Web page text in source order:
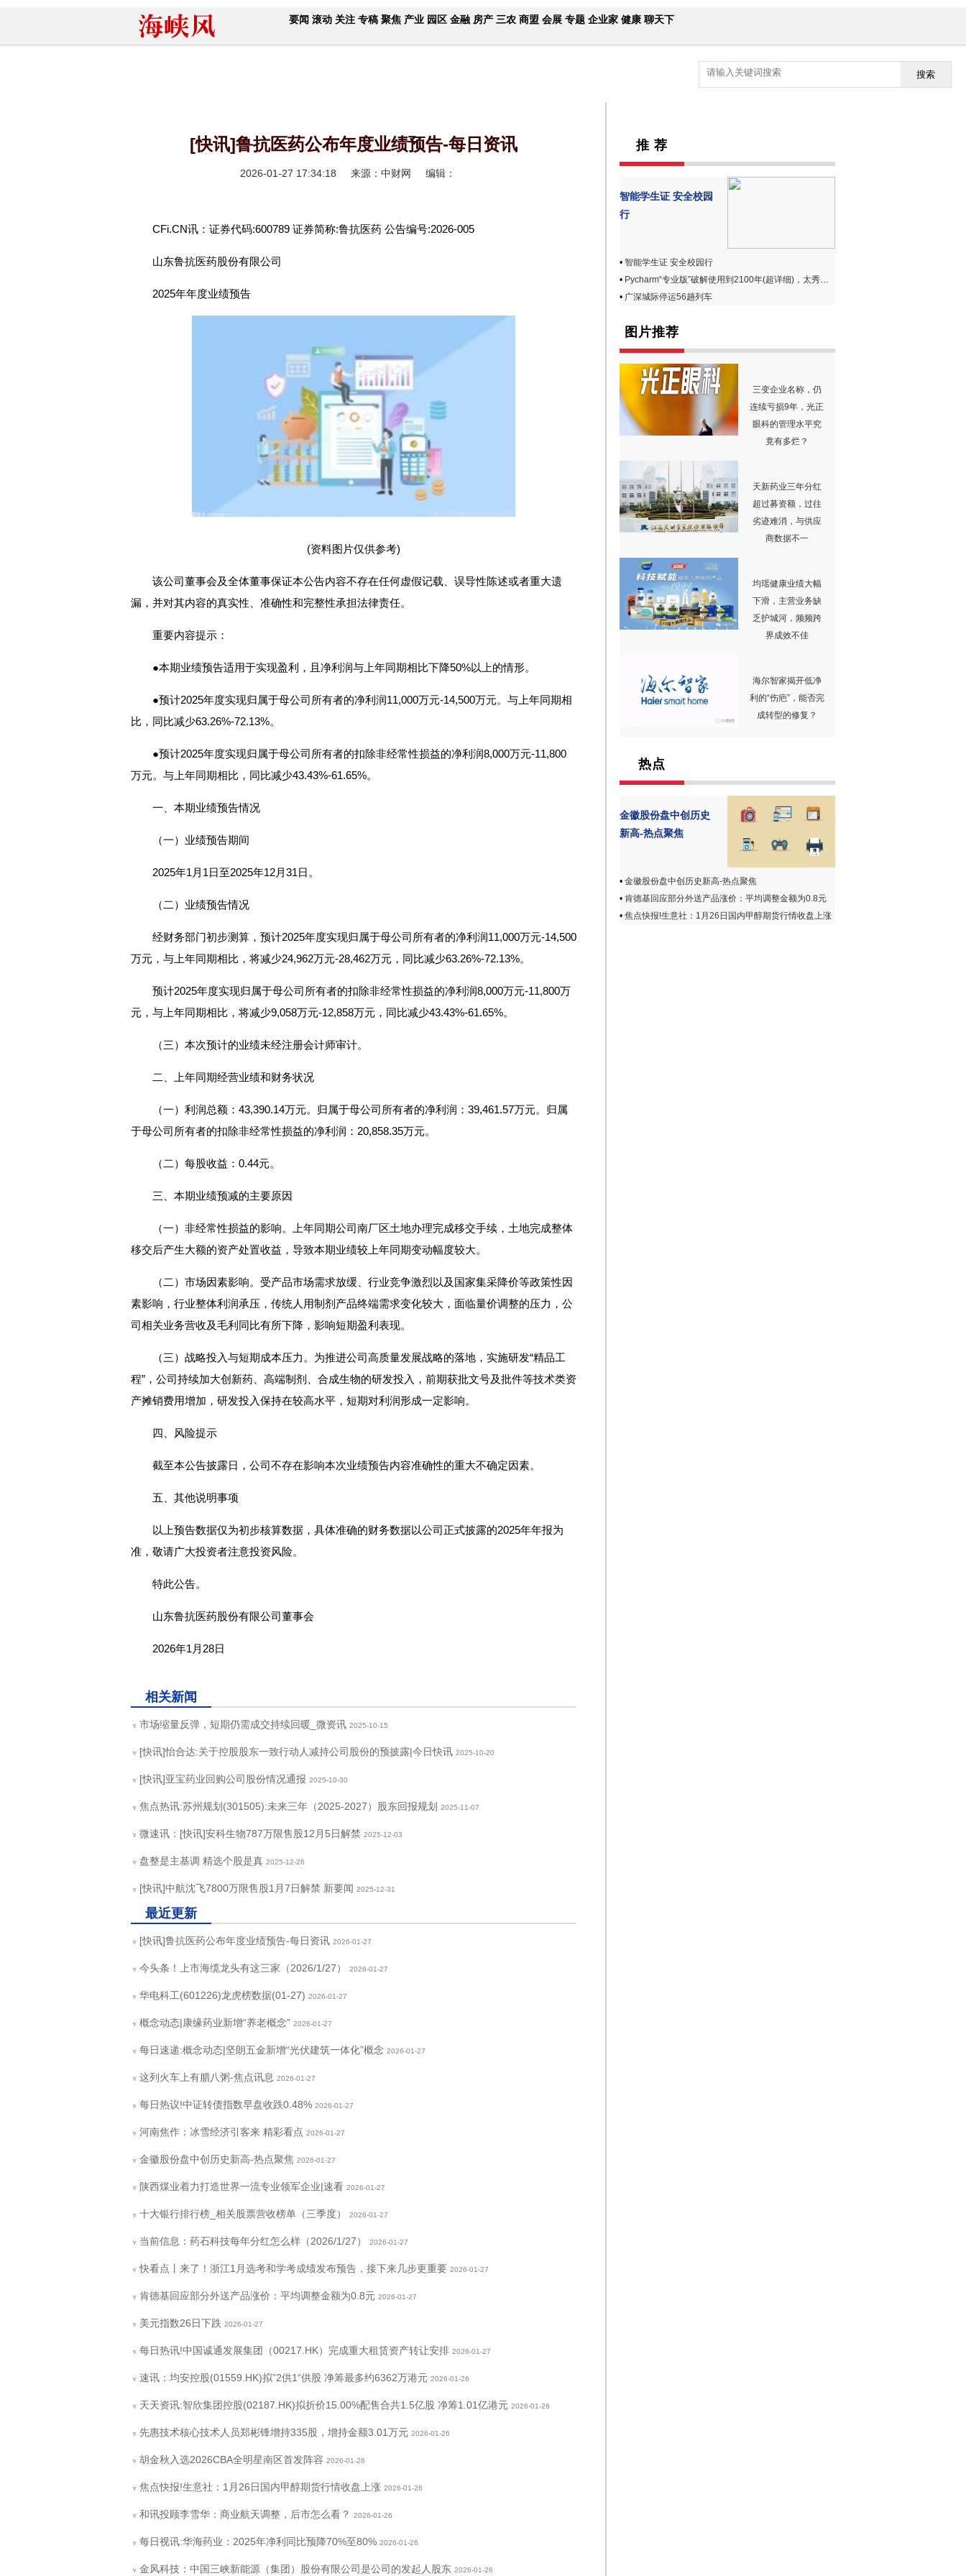
要闻 滚动 关注 专稿 聚焦 产业 园区 金融 房产 三农 商盟 会展 专题 企业家 健康 聊天下
搜索
[快讯]鲁抗医药公布年度业绩预告-每日资讯
2026-01-27 17:34:18 来源：中财网 编辑：
CFi.CN讯：证券代码:600789 证券简称:鲁抗医药 公告编号:2026-005
山东鲁抗医药股份有限公司
2025年年度业绩预告
(资料图片仅供参考)
该公司董事会及全体董事保证本公告内容不存在任何虚假记载、误导性陈述或者重大遗
漏，并对其内容的真实性、准确性和完整性承担法律责任。
重要内容提示：
●本期业绩预告适用于实现盈利，且净利润与上年同期相比下降50%以上的情形。
●预计2025年度实现归属于母公司所有者的净利润11,000万元-14,500万元。与上年同期相
比，同比减少63.26%-72.13%。
●预计2025年度实现归属于母公司所有者的扣除非经常性损益的净利润8,000万元-11,800
万元。与上年同期相比，同比减少43.43%-61.65%。
一、本期业绩预告情况
（一）业绩预告期间
2025年1月1日至2025年12月31日。
（二）业绩预告情况
经财务部门初步测算，预计2025年度实现归属于母公司所有者的净利润11,000万元-14,500
万元，与上年同期相比，将减少24,962万元-28,462万元，同比减少63.26%-72.13%。
预计2025年度实现归属于母公司所有者的扣除非经常性损益的净利润8,000万元-11,800万
元，与上年同期相比，将减少9,058万元-12,858万元，同比减少43.43%-61.65%。
（三）本次预计的业绩未经注册会计师审计。
二、上年同期经营业绩和财务状况
（一）利润总额：43,390.14万元。归属于母公司所有者的净利润：39,461.57万元。归属
于母公司所有者的扣除非经常性损益的净利润：20,858.35万元。
（二）每股收益：0.44元。
三、本期业绩预减的主要原因
（一）非经常性损益的影响。上年同期公司南厂区土地办理完成移交手续，土地完成整体
移交后产生大额的资产处置收益，导致本期业绩较上年同期变动幅度较大。
（二）市场因素影响。受产品市场需求放缓、行业竞争激烈以及国家集采降价等政策性因
素影响，行业整体利润承压，传统人用制剂产品终端需求变化较大，面临量价调整的压力，公
司相关业务营收及毛利同比有所下降，影响短期盈利表现。
（三）战略投入与短期成本压力。为推进公司高质量发展战略的落地，实施研发“精品工
程”，公司持续加大创新药、高端制剂、合成生物的研发投入，前期获批文号及批件等技术类资
产摊销费用增加，研发投入保持在较高水平，短期对利润形成一定影响。
四、风险提示
截至本公告披露日，公司不存在影响本次业绩预告内容准确性的重大不确定因素。
五、其他说明事项
以上预告数据仅为初步核算数据，具体准确的财务数据以公司正式披露的2025年年报为
准，敬请广大投资者注意投资风险。
特此公告。
山东鲁抗医药股份有限公司董事会
2026年1月28日
相关新闻
v 市场缩量反弹，短期仍需成交持续回暖_微资讯 2025-10-15
v [快讯]怡合达:关于控股股东一致行动人减持公司股份的预披露|今日快讯 2025-10-20
v [快讯]亚宝药业回购公司股份情况通报 2025-10-30
v 焦点热讯:苏州规划(301505):未来三年（2025-2027）股东回报规划 2025-11-07
v 微速讯：[快讯]安科生物787万限售股12月5日解禁 2025-12-03
v 盘整是主基调 精选个股是真 2025-12-26
v [快讯]中航沈飞7800万限售股1月7日解禁 新要闻 2025-12-31
最近更新
v [快讯]鲁抗医药公布年度业绩预告-每日资讯 2026-01-27
v 今头条！上市海缆龙头有这三家（2026/1/27） 2026-01-27
v 华电科工(601226)龙虎榜数据(01-27) 2026-01-27
v 概念动态|康缘药业新增“养老概念” 2026-01-27
v 每日速递:概念动态|坚朗五金新增“光伏建筑一体化”概念 2026-01-27
v 这列火车上有腊八粥-焦点讯息 2026-01-27
v 每日热议!中证转债指数早盘收跌0.48% 2026-01-27
v 河南焦作：冰雪经济引客来 精彩看点 2026-01-27
v 金徽股份盘中创历史新高-热点聚焦 2026-01-27
v 陕西煤业着力打造世界一流专业领军企业|速看 2026-01-27
v 十大银行排行榜_相关股票营收榜单（三季度） 2026-01-27
v 当前信息：药石科技每年分红怎么样（2026/1/27） 2026-01-27
v 快看点丨来了！浙江1月选考和学考成绩发布预告，接下来几步更重要 2026-01-27
v 肯德基回应部分外送产品涨价：平均调整金额为0.8元 2026-01-27
v 美元指数26日下跌 2026-01-27
v 每日热讯!中国诚通发展集团（00217.HK）完成重大租赁资产转让安排 2026-01-27
v 速讯：均安控股(01559.HK)拟”2供1“供股 净筹最多约6362万港元 2026-01-26
v 天天资讯:智欣集团控股(02187.HK)拟折价15.00%配售合共1.5亿股 净筹1.01亿港元 2026-01-26
v 先惠技术核心技术人员郑彬锋增持335股，增持金额3.01万元 2026-01-26
v 胡金秋入选2026CBA全明星南区首发阵容 2026-01-26
v 焦点快报!生意社：1月26日国内甲醇期货行情收盘上涨 2026-01-26
v 和讯投顾李雪华：商业航天调整，后市怎么看？ 2026-01-26
v 每日视讯:华海药业：2025年净利同比预降70%至80% 2026-01-26
v 金风科技：中国三峡新能源（集团）股份有限公司是公司的发起人股东 2026-01-26
推 荐
智能学生证 安全校园
行
• 智能学生证 安全校园行
• Pycharm“专业版”破解使用到2100年(超详细)，太秀、太赞、太好用！
• 广深城际停运56趟列车
图片推荐
三变企业名称，仍
连续亏损9年，光正
眼科的管理水平究
竟有多烂？
天新药业三年分红
超过募资额，过往
劣迹难消，与供应
商数据不一
均瑶健康业绩大幅
下滑，主营业务缺
乏护城河，频频跨
界成效不佳
海尔智家揭开低净
利的“伤疤”，能否完
成转型的修复？
热点
金徽股份盘中创历史
新高-热点聚焦
• 金徽股份盘中创历史新高-热点聚焦
• 肯德基回应部分外送产品涨价：平均调整金额为0.8元
• 焦点快报!生意社：1月26日国内甲醇期货行情收盘上涨